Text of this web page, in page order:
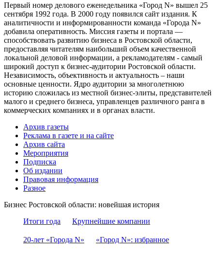
Первый номер делового еженедельника «Город N» вышел 25
сентября 1992 года. В 2000 году появился сайт издания. К
аналитичности и информированности команда «Города N»
добавила оперативность. Миссия газеты и портала —
способствовать развитию бизнеса в Ростовской области,
предоставляя читателям наибольший объем качественной
локальной деловой информации, а рекламодателям - самый
широкий доступ к бизнес-аудитории Ростовской области.
Независимость, объективность и актуальность – наши
основные ценности. Ядро аудитории за многолетнюю
историю сложилась из местной бизнес-элиты, представителей
малого и среднего бизнеса, управленцев различного ранга в
коммерческих компаниях и в органах власти.
Архив газеты
Реклама в газете и на сайте
Архив сайта
Мероприятия
Подписка
Об издании
Правовая информация
Разное
Бизнес Ростовской области: новейшая история
Итоги года
Крупнейшие компании
20-лет «Города N» «Город N»: избранное